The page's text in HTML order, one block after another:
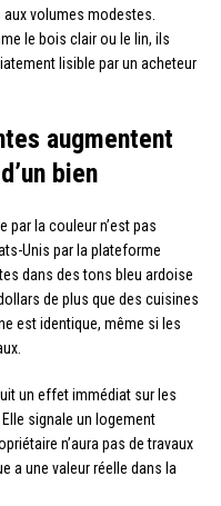
volumes modestes.
le bois clair ou le lin, ils
lisible par un acheteur
augmentent
bien
par la couleur n’est pas
Unis par la plateforme
dans des tons bleu ardoise
de plus que des cuisines
est identique, même si les
un effet immédiat sur les
. Elle signale un logement
n’aura pas de travaux
a une valeur réelle dans la